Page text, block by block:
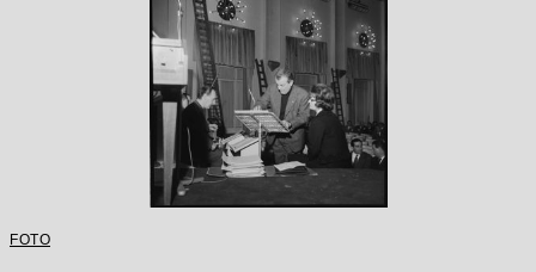
FOTO